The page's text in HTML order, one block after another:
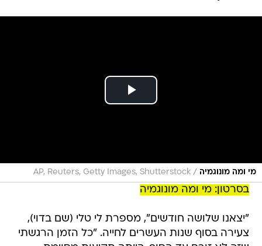
מי ומה מונוגמיה /
AP, Reuters, Getty Images, Shutterstock
בסרטון: מי ומה מונוגמיה
"יצאנו שלושה חודשים", מספרת לי טלי (שם בדוי),
צעירה בסוף שנות העשרים לחייה. "כל הזמן הרגשתי